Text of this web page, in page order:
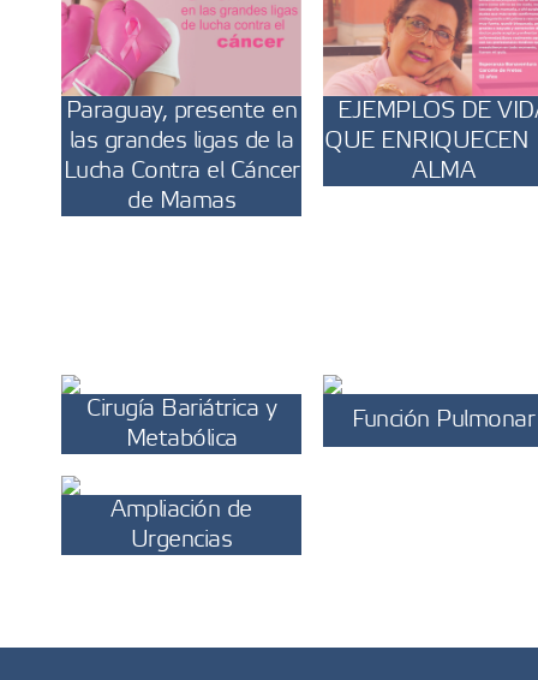
Paraguay, presente en
las grandes ligas de la
Lucha Contra el Cáncer
de Mamas
EJEMPLOS DE
QUE ENRIQUECEN
ALMA
Cirugía Bariátrica y
Metabólica
Función Pulmonar
Ampliación de
Urgencias